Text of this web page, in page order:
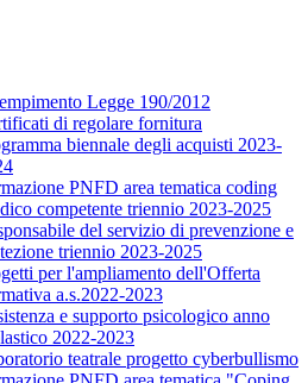
Legge 190/2012
di regolare fornitura
biennale degli acquisti 2023-
PNFD area tematica coding
competente triennio 2023-2025
del servizio di prevenzione e
triennio 2023-2025
per l'ampliamento dell'Offerta
a.s.2022-2023
e supporto psicologico anno
2022-2023
teatrale progetto cyberbullismo